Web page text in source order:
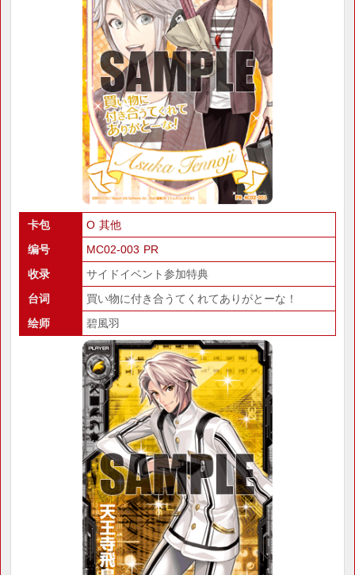
卡包
O 其他
编号
MC02-003 PR
收录
サイドイベント参加特典
台词
買い物に付き合うてくれてありがとーな！
绘师
碧風羽